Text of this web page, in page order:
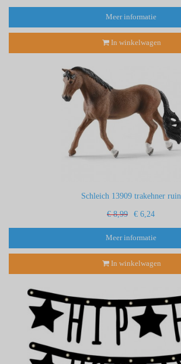
Meer informatie
In winkelwagen
Schleich 13909 trakehner ruin
€ 8,99 € 6,24
Meer informatie
In winkelwagen